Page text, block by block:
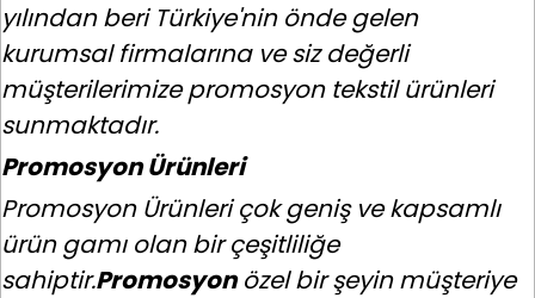
yılından beri Türkiye'nin önde gelen
kurumsal firmalarına ve siz değerli
müşterilerimize promosyon tekstil ürünleri
sunmaktadır.
Promosyon Ürünleri
Promosyon Ürünleri çok geniş ve kapsamlı
ürün gamı olan bir çeşitliliğe
sahiptir.Promosyonözel bir şeyin müşteriye